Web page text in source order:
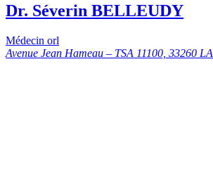
Dr. Séverin BELLEUDY
Médecin orl
Avenue Jean Hameau – TSA 11100, 33260